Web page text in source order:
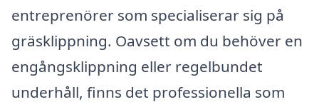
entreprenörer som specialiserar sig på
gräsklippning. Oavsett om du behöver en
engångsklippning eller regelbundet
underhåll, finns det professionella som